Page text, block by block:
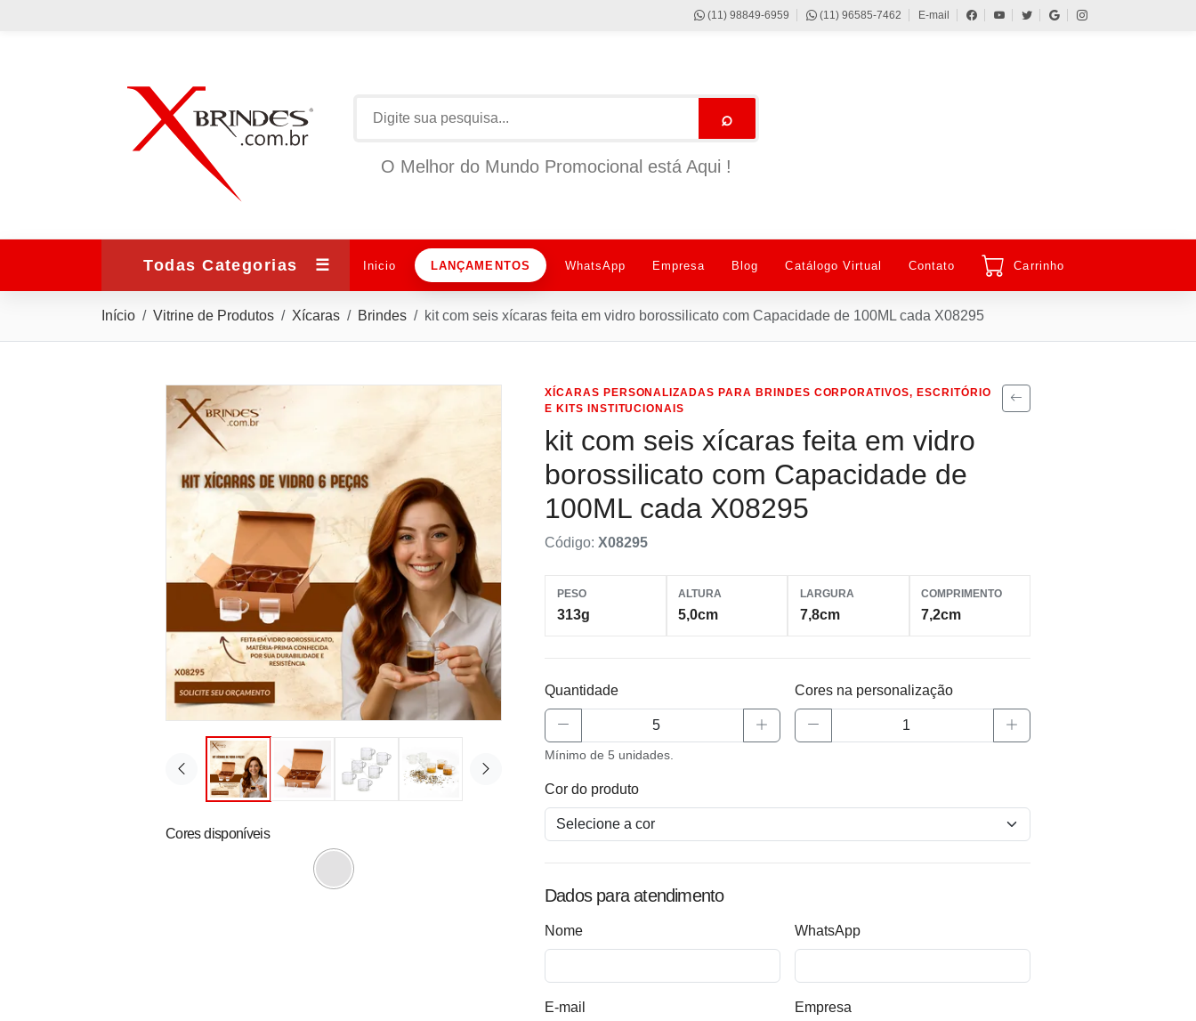
(11) 98849-6959 (11) 96585-7462 E-mail
⌕
O Melhor do Mundo Promocional está Aqui !
Todas Categorias ☰ Inicio LANÇAMENTOS WhatsApp Empresa Blog Catálogo Virtual Contato Carrinho
Início Vitrine de Produtos Xícaras Brindes kit com seis xícaras feita em vidro borossilicato com Capacidade de 100ML cada X08295
Cores disponíveis
XÍCARAS PERSONALIZADAS PARA BRINDES CORPORATIVOS, ESCRITÓRIO
E KITS INSTITUCIONAIS
kit com seis xícaras feita em vidro
borossilicato com Capacidade de
100ML cada X08295
Código: X08295
PESO
313g
ALTURA
5,0cm
LARGURA
7,8cm
COMPRIMENTO
7,2cm
Quantidade
Mínimo de 5 unidades.
Cores na personalização
Cor do produto
Dados para atendimento
Nome WhatsApp
E-mail Empresa